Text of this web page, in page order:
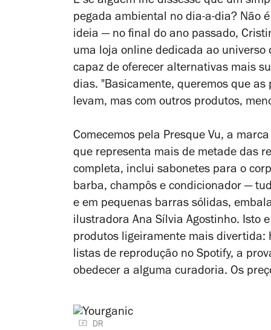
pegada ambiental no dia-a-dia? Não
ideia — no final do ano passado,
uma loja online dedicada ao universo
capaz de oferecer alternativas mais
dias. "Basicamente, queremos que
levam, mas com outros produtos,
Comecemos pela Presque Vu, a
que representa mais de metade das
completa, inclui sabonetes para o
barba, champôs e condicionador —
e em pequenas barras sólidas,
ilustradora Ana Sílvia Agostinho. Isto
produtos ligeiramente mais divertida:
listas de reprodução no Spotify, a
obedecer a alguma curadoria. Os
DR